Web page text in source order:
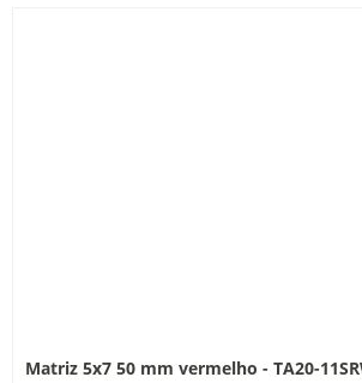
Matriz 5x7 50 mm vermelho - TA20-